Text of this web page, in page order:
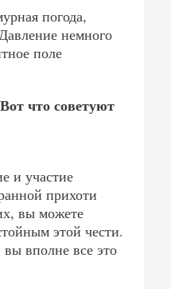
погода,
немного
поле
что советуют
и участие
прихоти
вы можете
этой чести.
вполне все это